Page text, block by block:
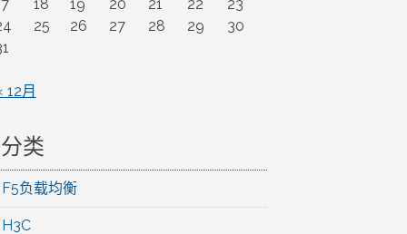
18 19 20 21 22
23
25 26 27 28 29
30
12月
分类
F5负载均衡
H3C